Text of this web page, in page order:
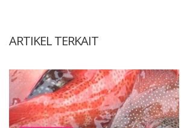
ARTIKEL TERKAIT